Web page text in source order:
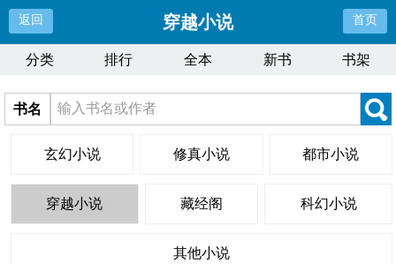
返回 穿越小说 首页
分类 排行 全本 新书 书架
书名
玄幻小说 修真小说 都市小说
穿越小说 藏经阁 科幻小说
其他小说